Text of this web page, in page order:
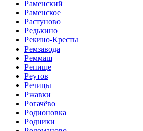
Раменский
Раменское
Растуново
Редькино
Рекино-Кресты
Ремзавода
Реммаш
Репище
Реутов
Речицы
Ржавки
Рогачёво
Родионовка
Родники